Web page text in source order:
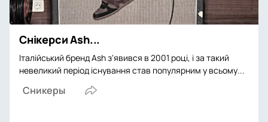
Снікерси Ash...
Італійський бренд Ash з'явився в 2001 році, і за такий
невеликий період існування став популярним у всьому...
Сникеры